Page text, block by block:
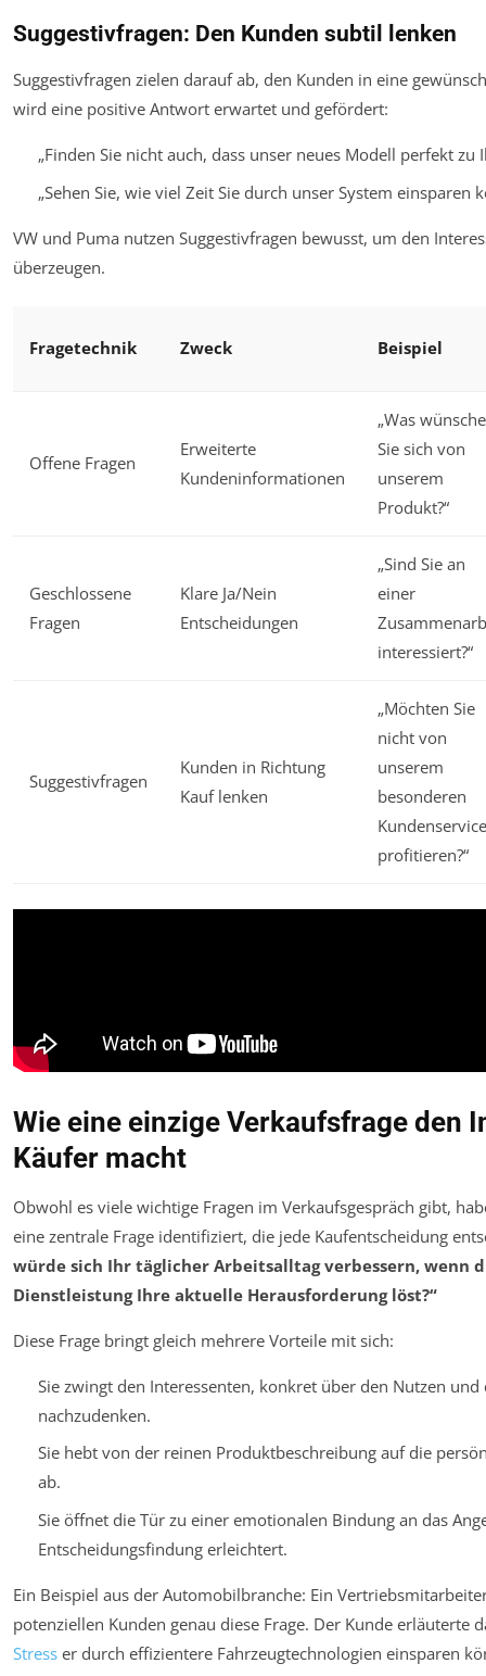
Suggestivfragen: Den Kunden subtil lenken
Suggestivfragen zielen darauf ab, den Kunden in eine
wird eine positive Antwort erwartet und gefördert:
„Finden Sie nicht auch, dass unser neues Modell perfekt zu
„Sehen Sie, wie viel Zeit Sie durch unser System einsparen
VW und Puma nutzen Suggestivfragen bewusst, um den
überzeugen.
Fragetechnik Zweck Beispiel
Offene Fragen
Erweiterte
Kundeninformationen
„Was
Sie sich von
unserem
Produkt?“
Geschlossene
Fragen
Klare Ja/Nein
Entscheidungen
„Sind Sie an
einer
interessiert?“
Suggestivfragen
Kunden in Richtung
Kauf lenken
„Möchten Sie
nicht von
unserem
besonderen
Kundenservice
profitieren?“
Wie eine einzige Verkaufsfrage den
Käufer macht
Obwohl es viele wichtige Fragen im Verkaufsgespräch gibt,
eine zentrale Frage identifiziert, die jede Kaufentscheidung
würde sich Ihr täglicher Arbeitsalltag verbessern, wenn
Dienstleistung Ihre aktuelle Herausforderung löst?“
Diese Frage bringt gleich mehrere Vorteile mit sich:
Sie zwingt den Interessenten, konkret über den Nutzen und
nachzudenken.
Sie hebt von der reinen Produktbeschreibung auf die
ab.
Sie öffnet die Tür zu einer emotionalen Bindung an das
Entscheidungsfindung erleichtert.
Ein Beispiel aus der Automobilbranche: Ein
potenziellen Kunden genau diese Frage. Der Kunde erläuterte
Stress er durch effizientere Fahrzeugtechnologien einsparen